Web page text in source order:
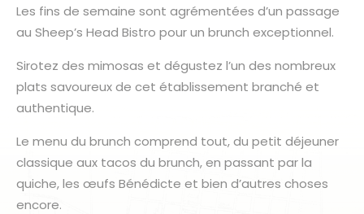
Les fins de semaine sont agrémentées d’un passage
au Sheep’s Head Bistro pour un brunch exceptionnel.
Sirotez des mimosas et dégustez l’un des nombreux
plats savoureux de cet établissement branché et
authentique.
Le menu du brunch comprend tout, du petit déjeuner
classique aux tacos du brunch, en passant par la
quiche, les œufs Bénédicte et bien d’autres choses
encore.